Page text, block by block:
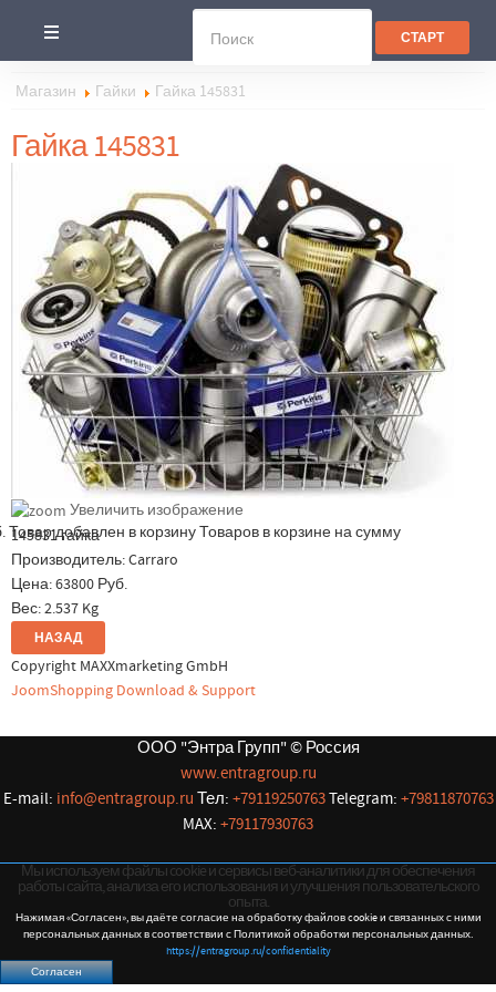
Товар добавлен в корзину Товаров в корзине на сумму
Магазин Гайки Гайка 145831
Гайка 145831
Увеличить изображение
145831 гайка
Производитель:Carraro
Цена:63800 Руб.
Вес:2.537 Kg
Copyright MAXXmarketing GmbH
JoomShopping Download & Support
ООО "Энтра Групп" © Россия
www.entragroup.ru
E-mail: info@entragroup.ru Тел: +79119250763Telegram: +79811870763
MAX: +79117930763
Мы используем файлы cookie и сервисы веб-аналитики для обеспечения
работы сайта, анализа его использования и улучшения пользовательского
опыта.
Нажимая «Согласен», вы даёте согласие на обработку файлов cookie и связанных с ними
персональных данных в соответствии с Политикой обработки персональных данных.
https://entragroup.ru/confidentiality
Согласен